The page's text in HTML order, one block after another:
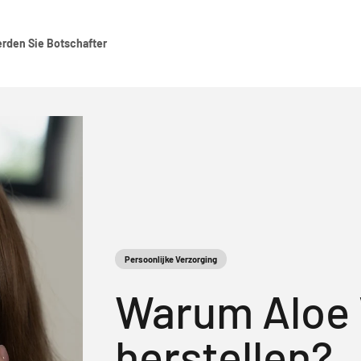
Sie Botschafter
Persoonlijke Verzorging
Warum